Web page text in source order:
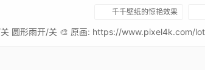
千千壁纸的惊艳效果